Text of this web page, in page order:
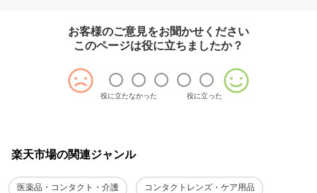
お客様のご意見をお聞かせください
このページは役に立ちましたか？
役に立たなかった 役に立った
楽天市場の関連ジャンル
医薬品・コンタクト・介護 コンタクトレンズ・ケア用品